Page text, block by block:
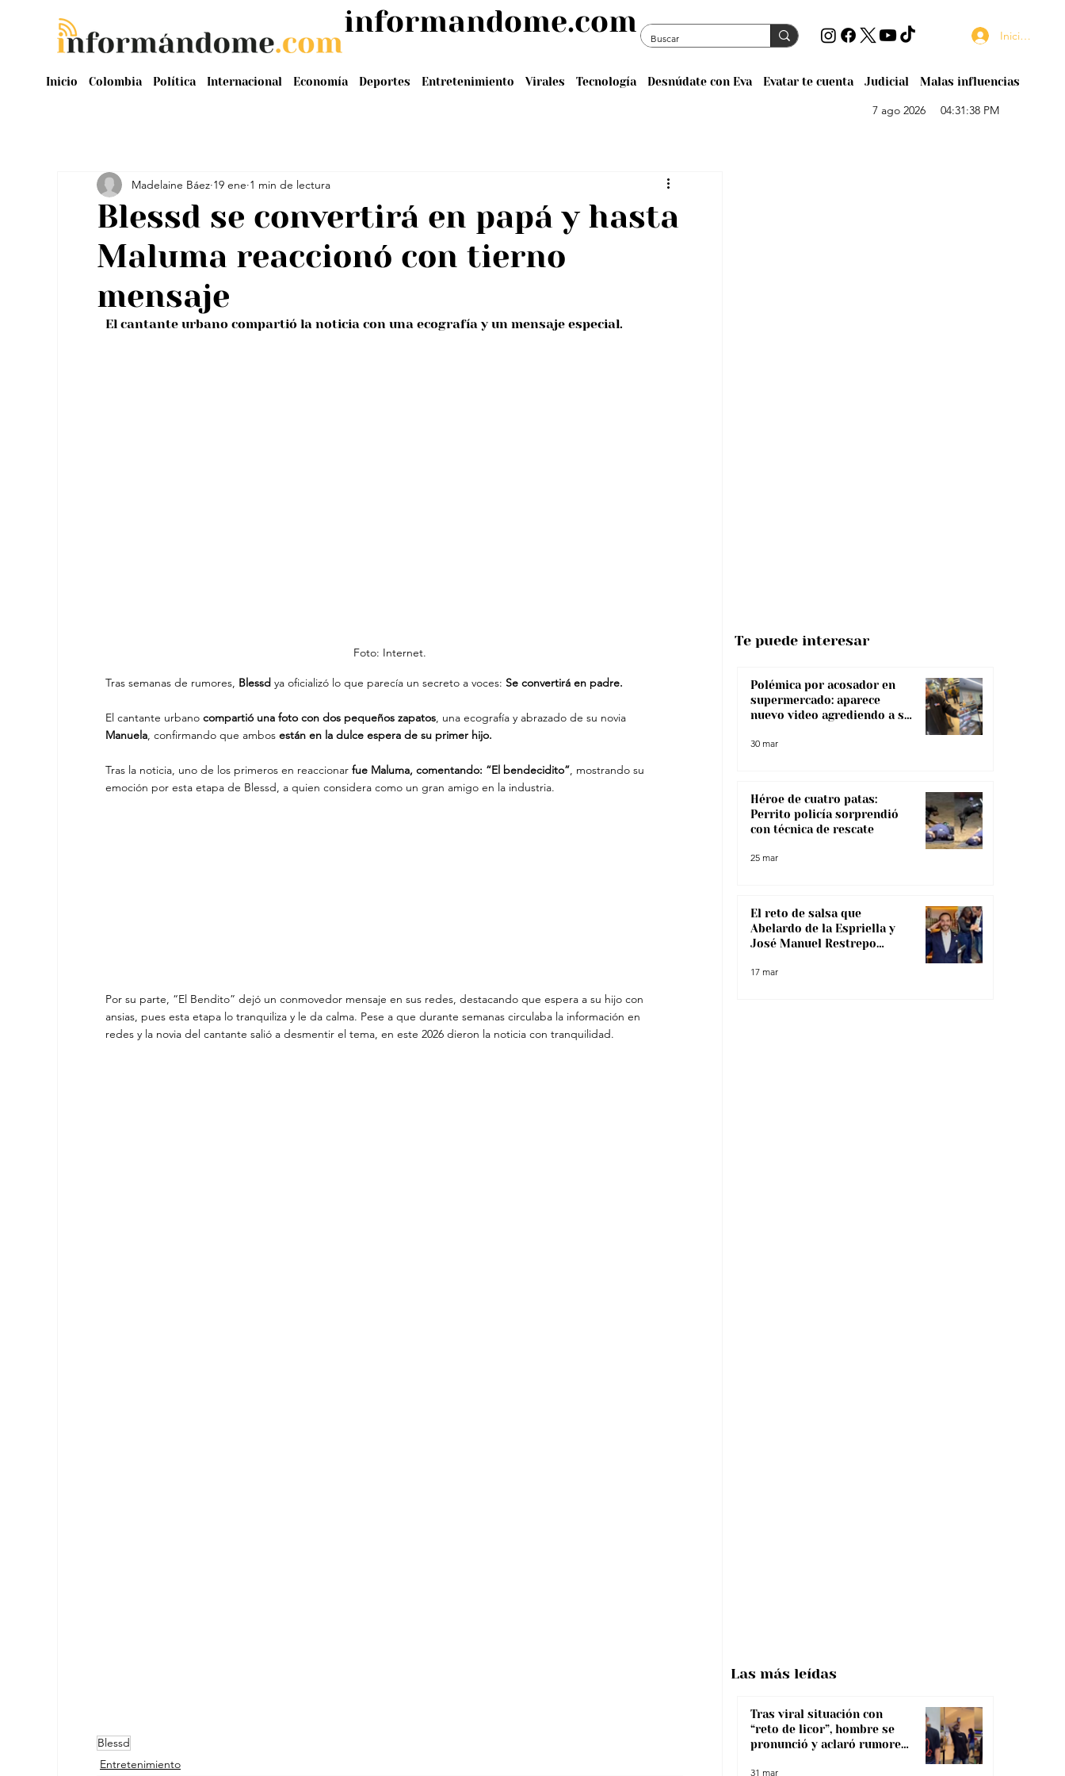
Inicio Colombia Política Internacional Economía Deportes Entretenimiento Virales Tecnología Desnúdate con Eva Evatar te cuenta Judicial Malas influencias
Iniciar sesión
7 ago 2026 04:31:38 PM
informandome.com
Blessd se convertirá en papá y hasta
Maluma reaccionó con tierno
mensaje
Madelaine Báez 19 ene 1 min de lectura
El cantante urbano compartió la noticia con una ecografía y un mensaje especial.
Foto: Internet.
Tras semanas de rumores, Blessd ya oficializó lo que parecía un secreto a voces: Se convertirá en padre.
El cantante urbano compartió una foto con dos pequeños zapatos, una ecografía y abrazado de su novia
Manuela, confirmando que ambos están en la dulce espera de su primer hijo.
Tras la noticia, uno de los primeros en reaccionar fue Maluma, comentando: “El bendecidito”, mostrando su
emoción por esta etapa de Blessd, a quien considera como un gran amigo en la industria.
Por su parte, “El Bendito” dejó un conmovedor mensaje en sus redes, destacando que espera a su hijo con
ansias, pues esta etapa lo tranquiliza y le da calma. Pese a que durante semanas circulaba la información en
redes y la novia del cantante salió a desmentir el tema, en este 2026 dieron la noticia con tranquilidad.
Blessd
Entretenimiento
Polémica por acosador en
supermercado: aparece
nuevo video agrediendo a su
30 mar
Héroe de cuatro patas:
Perrito policía sorprendió
con técnica de rescate
25 mar
El reto de salsa que
Abelardo de la Espriella y
José Manuel Restrepo
17 mar
Te puede interesar
Tras viral situación con
“reto de licor”, hombre se
pronunció y aclaró rumores
31 mar
Las más leídas